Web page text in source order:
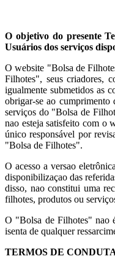
O objetivo do presente
Usuários dos serviços
O website "Bolsa de
Filhotes", seus criadores,
igualmente submetidos as
obrigar-se ao
serviços do "Bolsa de
nao esteja satisfeito com o
único responsável por
"Bolsa de Filhotes".
O acesso a versao
disponibilizaçao das
disso, nao constitui uma
filhotes, produtos ou
O "Bolsa de Filhotes" nao
isenta de qualquer
TERMOS DE